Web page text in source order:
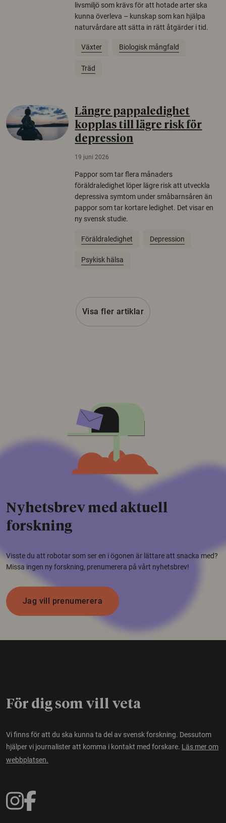
livsmiljö som krävs för att hotade arter ska
kunna överleva – kunskap som kan hjälpa
naturvårdare att sätta in rätt åtgärder i tid.
Växter Biologisk mångfald
Träd
Längre pappaledighet
kopplas till lägre risk för
depression
19 juni 2026
Pappor som tar flera månaders
föräldraledighet löper lägre risk att utveckla
depressiva symtom under småbarnsåren än
pappor som tar kortare ledighet. Det visar en
ny svensk studie.
Föräldraledighet Depression
Psykisk hälsa
Visa fler artiklar
Nyhetsbrev med aktuell
forskning
Visste du att robotar som ser en i ögonen är lättare att snacka med?
Missa ingen ny forskning, prenumerera på vårt nyhetsbrev!
Jag vill prenumerera
För dig som vill veta
Vi finns för att du ska kunna ta del av svensk forskning. Dessutom
hjälper vi journalister att komma i kontakt med forskare. Läs mer om
webbplatsen.